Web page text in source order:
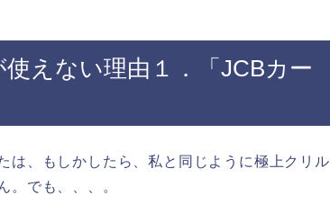
えない理由１．「JCBカー
は、もしかしたら、私と同じように極上クリル
。でも、、、。